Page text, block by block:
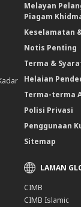
Melayan
Piagam
Keselamatan
Notis Penting
Terma &
Helaian
Terma-terma
Polisi Privasi
Penggunaan
Sitemap
LAMAN
CIMB
CIMB Islamic